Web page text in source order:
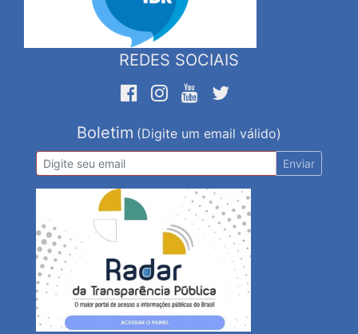
REDES SOCIAIS
Boletim (Digite um email válido)
Enviar